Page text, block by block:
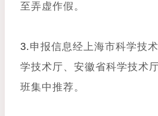
至弄虚作假。
3.申报信息经上海市科学技
学技术厅、安徽省科学技术
班集中推荐。